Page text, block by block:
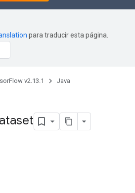
para traducir esta página.
v2.13.1 Java